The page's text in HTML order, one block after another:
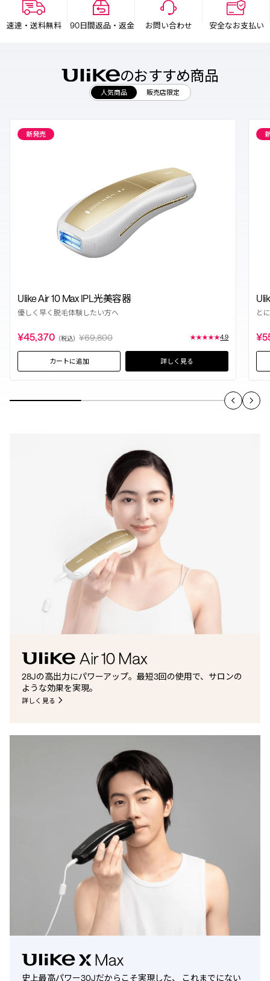
痛みレス* な冷感サファイヤで
今すぐ購入
速達・送料無料 90日間返品・返金 お問い合わせ 安全なお支払い
のおすすめ商品
人気商品 販売店限定
新発売
Ulike Air 10 Max IPL光美容器
優しく早く脱毛体験したい方へ
¥45,370 （税込） ¥69,800 ★★★★★4.9
カートに追加 詳しく見る
と
28Jの高出力にパワーアップ。最短3回の使用で、サロンの
ような効果を実現。
詳しく見る
史上最高パワー30Jだからこそ実現した、 これまでにない